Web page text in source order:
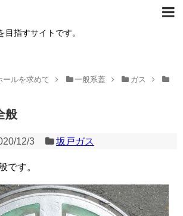
目指すサイトです。
ールを求めて 一般系蓋
ガス
般
12/3 坂戸ガス
です。